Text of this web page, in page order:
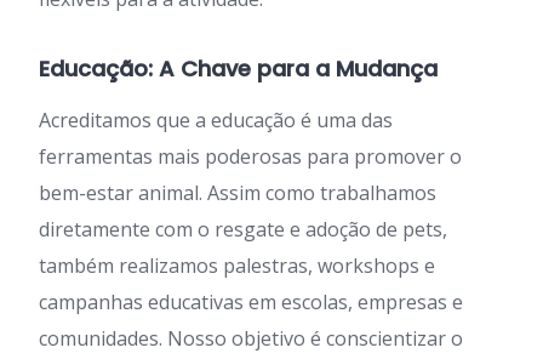
Educação: A Chave para a Mudança
Acreditamos que a educação é uma das
ferramentas mais poderosas para promover o
bem-estar animal. Assim como trabalhamos
diretamente com o resgate e adoção de pets,
também realizamos palestras, workshops e
campanhas educativas em escolas, empresas e
comunidades. Nosso objetivo é conscientizar o